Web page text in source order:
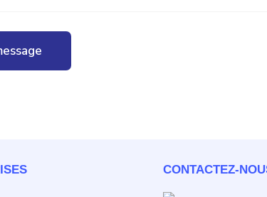
CONTACTEZ-